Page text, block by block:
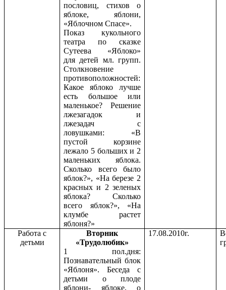
пословиц, стихов о
яблоке, яблони,
«Яблочном Спасе».
Показ кукольного
театра по сказке
Сутеева «Яблоко»
для детей мл. групп.
Столкновение
противоположностей:
Какое яблоко лучше
есть большое или
маленькое? Решение
лжезагадок и
лжезадач с
ловушками: «В
пустой корзине
лежало 5 больших и 2
маленьких яблока.
Сколько всего было
яблок?», «На березе 2
красных и 2 зеленых
яблока? Сколько
всего яблок?», «На
клумбе растет
яблоня?»
Работа с
детьми
Вторник
«Трудолюбик»
1 пол.дня:
Познавательный блок
«Яблоня». Беседа с
детьми о плоде
яблони- яблоке, о
17.08.2010г.